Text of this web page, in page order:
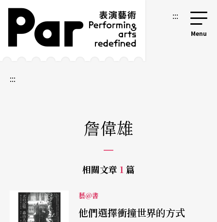
跳到主要內容區塊
網站導覽 :::
:::
詹偉雄
相關文章 1 篇
藝@書
他們選擇衝撞世界的方式